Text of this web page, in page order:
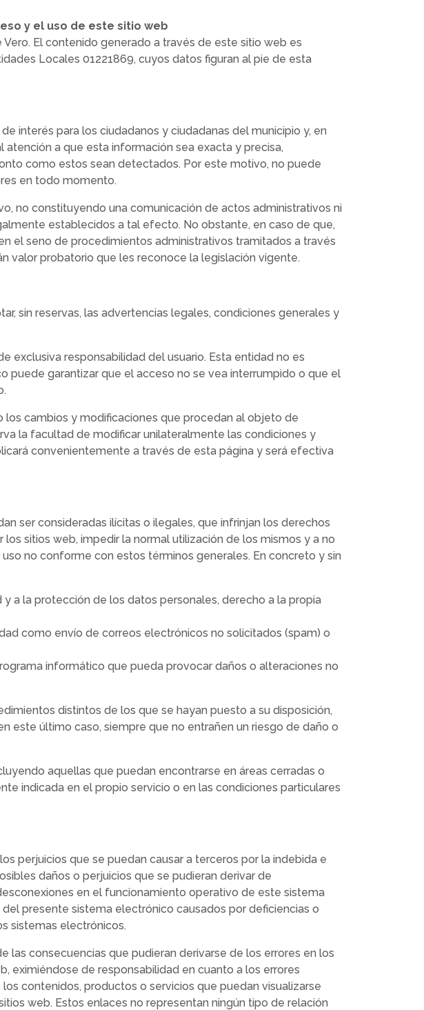
y el uso de este sitio web
El contenido generado a través de este sitio web es
Locales 01221869, cuyos datos figuran al pie de esta
interés para los ciudadanos y ciudadanas del municipio y, en
a que esta información sea exacta y precisa,
como estos sean detectados. Por este motivo, no puede
en todo momento.
no constituyendo una comunicación de actos administrativos ni
establecidos a tal efecto. No obstante, en caso de que,
el seno de procedimientos administrativos tramitados a través
valor probatorio que les reconoce la legislación vigente.
sin reservas, las advertencias legales, condiciones generales y
exclusiva responsabilidad del usuario. Esta entidad no es
puede garantizar que el acceso no se vea interrumpido o que el
los cambios y modificaciones que procedan al objeto de
la facultad de modificar unilateralmente las condiciones y
convenientemente a través de esta página y será efectiva
ser consideradas ilícitas o ilegales, que infrinjan los derechos
sitios web, impedir la normal utilización de los mismos y a no
no conforme con estos términos generales. En concreto y sin
a la protección de los datos personales, derecho a la propia
como envío de correos electrónicos no solicitados (spam) o
informático que pueda provocar daños o alteraciones no
distintos de los que se hayan puesto a su disposición,
este último caso, siempre que no entrañen un riesgo de daño o
aquellas que puedan encontrarse en áreas cerradas o
indicada en el propio servicio o en las condiciones particulares
perjuicios que se puedan causar a terceros por la indebida e
daños o perjuicios que se pudieran derivar de
en el funcionamiento operativo de este sistema
presente sistema electrónico causados por deficiencias o
sistemas electrónicos.
las consecuencias que pudieran derivarse de los errores en los
eximiéndose de responsabilidad en cuanto a los errores
contenidos, productos o servicios que puedan visualizarse
web. Estos enlaces no representan ningún tipo de relación